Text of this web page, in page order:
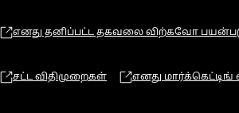
எனது தனிப்பட்ட தகவலை விற்கவோ
சட்ட விதிமுறைகள் எனது மார்க்கெட்டிங்